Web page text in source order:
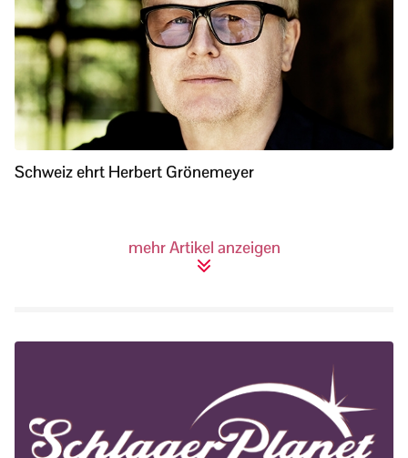
Schweiz ehrt Herbert Grönemeyer
mehr Artikel anzeigen